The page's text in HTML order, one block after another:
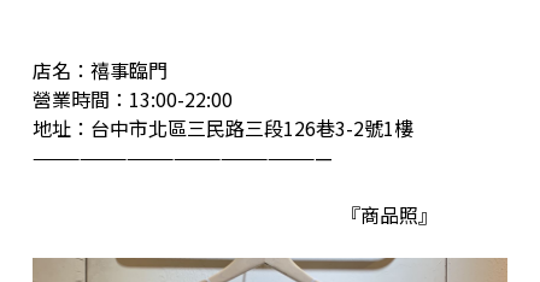
店名：禧事臨門
營業時間：13:00-22:00
地址：台中市北區三民路三段126巷3-2號1樓
———————————————————
『商品照』